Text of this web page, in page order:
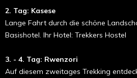
2. Tag: Kasese
Lange Fahrt durch die schöne
Basishotel. Ihr Hotel: Trekkers Hostel
3. - 4. Tag: Rwenzori
Auf diesem zweitages Trekking